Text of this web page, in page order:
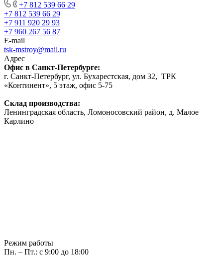
+7 812 539 66 29
+7 812 539 66 29
+7 911 920 29 93
+7 960 267 56 87
E-mail
tsk-mstroy@mail.ru
Адрес
Офис в Санкт-Петербурге:
г. Санкт-Петербург, ул. Бухарестская, дом 32, ТРК
«Континент», 5 этаж, офис 5-75
Склад производства:
Ленинградская область, Ломоносовский район, д. Малое
Карлино
Режим работы
Пн. – Пт.: с 9:00 до 18:00